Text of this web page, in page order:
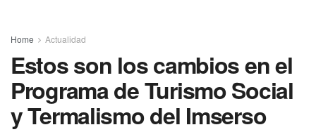
Home Actualidad
Estos son los cambios en el
Programa de Turismo Social
y Termalismo del Imserso